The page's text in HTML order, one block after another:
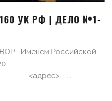
УК РФ | ДЕЛО №1-
Именем Российской
...